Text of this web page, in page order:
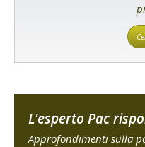
L'esperto Pac
Approfondimenti sulla